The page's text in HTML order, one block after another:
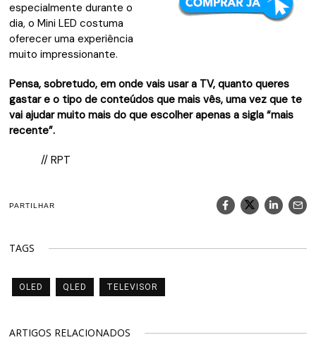
especialmente durante o
dia, o Mini LED costuma
oferecer uma experiência
muito impressionante.
Pensa, sobretudo, em onde vais usar a TV, quanto queres
gastar e o tipo de conteúdos que mais vês, uma vez que te
vai ajudar muito mais do que escolher apenas a sigla “mais
recente”.
// RPT
PARTILHAR
TAGS
OLED QLED TELEVISOR
ARTIGOS RELACIONADOS